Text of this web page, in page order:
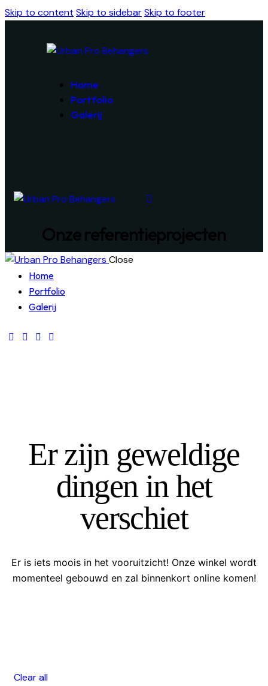
Skip to content Skip to sidebarSkip to footer
Home
Portfolio
Galerij
Close
Home
Portfolio
Galerij
Er zijn geweldige
dingen in het
verschiet
Er is iets moois in het vooruitzicht! Onze winkel wordt
momenteel gebouwd en zal binnenkort online komen!
Clear all